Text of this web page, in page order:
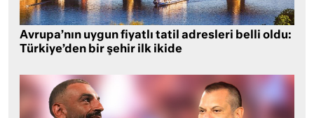
Avrupa’nın uygun fiyatlı tatil adresleri belli oldu:
Türkiye’den bir şehir ilk ikide